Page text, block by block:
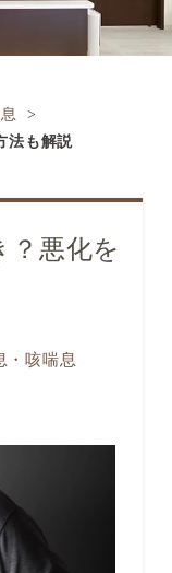
法も解説
悪化を
・咳喘息